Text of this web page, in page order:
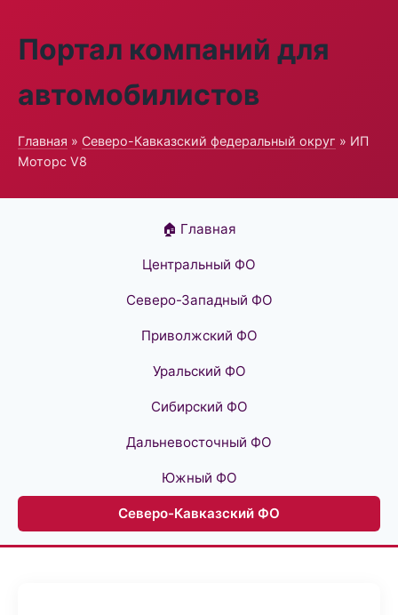
Портал компаний для
автомобилистов
Главная » Северо-Кавказский федеральный округ » ИП
Моторс V8
🏠 Главная
Центральный ФО
Северо-Западный ФО
Приволжский ФО
Уральский ФО
Сибирский ФО
Дальневосточный ФО
Южный ФО
Северо-Кавказский ФО